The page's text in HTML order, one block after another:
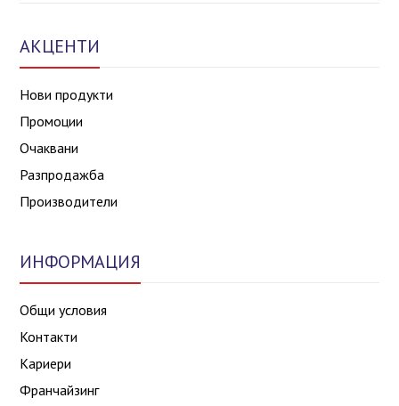
АКЦЕНТИ
Нови продукти
Промоции
Очаквани
Разпродажба
Производители
ИНФОРМАЦИЯ
Общи условия
Контакти
Кариери
Франчайзинг